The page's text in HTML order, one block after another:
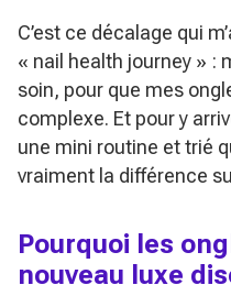
C’est ce décalage qui
« nail health journey » :
soin, pour que mes
complexe. Et pour y
une mini routine et trié
vraiment la différence
Pourquoi les
nouveau luxe